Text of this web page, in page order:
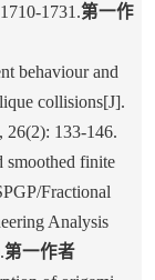
1731.第一作
behaviour and
collisions[J].
26(2): 133-146.
smoothed finite
Fractional
Analysis
第一作者